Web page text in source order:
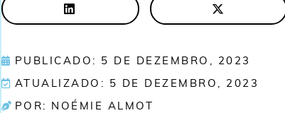
PUBLICADO: 5 DE DEZEMBRO, 2023
ATUALIZADO: 5 DE DEZEMBRO, 2023
POR: NOÉMIE ALMOT